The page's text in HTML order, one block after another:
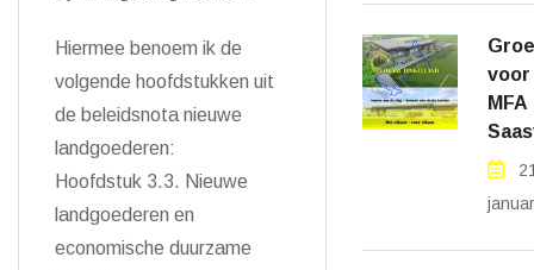
Hiermee benoem ik de
volgende hoofdstukken uit
de beleidsnota nieuwe
landgoederen:
Hoofdstuk 3.3. Nieuwe
landgoederen en
economische duurzame
voor
MFA